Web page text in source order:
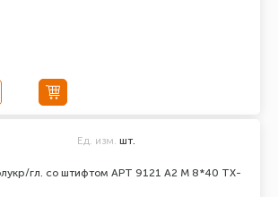
гл. со штифтом АРТ 9121 А2 M 8*40 TX-
Ед. изм. шт.